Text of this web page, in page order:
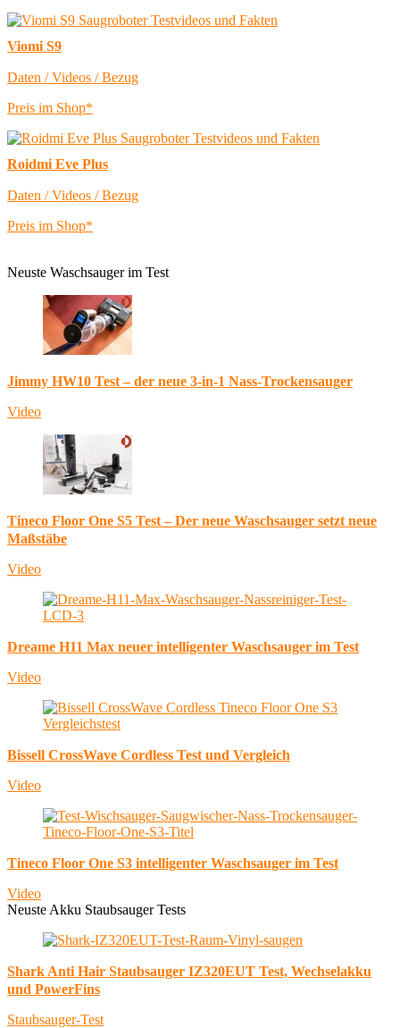
Viomi S9
Daten / Videos / Bezug
Preis im Shop*
Roidmi Eve Plus
Daten / Videos / Bezug
Preis im Shop*
Neuste Waschsauger im Test
Jimmy HW10 Test – der neue 3-in-1 Nass-Trockensauger
Video
Tineco Floor One S5 Test – Der neue Waschsauger setzt neue
Maßstäbe
Video
Dreame H11 Max neuer intelligenter Waschsauger im Test
Video
Bissell CrossWave Cordless Test und Vergleich
Video
Tineco Floor One S3 intelligenter Waschsauger im Test
Video
Neuste Akku Staubsauger Tests
Shark Anti Hair Staubsauger IZ320EUT Test, Wechselakku
und PowerFins
Staubsauger-Test